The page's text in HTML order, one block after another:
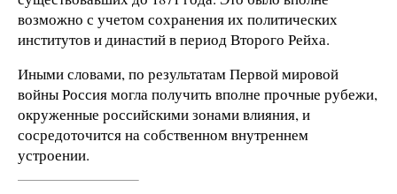
возможно с учетом сохранения их политических
институтов и династий в период Второго Рейха.
Иными словами, по результатам Первой мировой
войны Россия могла получить вполне прочные рубежи,
окруженные российскими зонами влияния, и
сосредоточится на собственном внутреннем
устроении.